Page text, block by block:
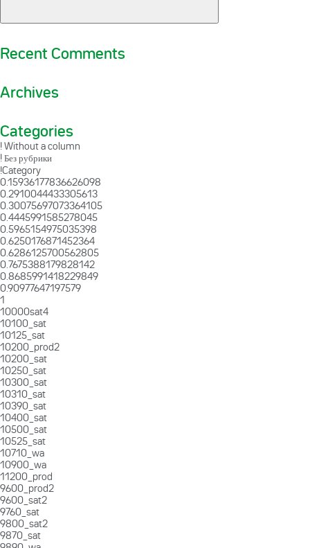
Recent Comments
Archives
Categories
! Without a column
! Без рубрики
!Category
0.15936177836626098
0.2910044433305613
0.30075697073364105
0.4445991585278045
0.5965154975035398
0.6250176871452364
0.6286125700562805
0.7675388179828142
0.8685991418229849
0.90977647197579
1
10000sat4
10100_sat
10125_sat
10200_prod2
10200_sat
10250_sat
10300_sat
10310_sat
10390_sat
10400_sat
10500_sat
10525_sat
10710_wa
10900_wa
11200_prod
9600_prod2
9600_sat2
9760_sat
9800_sat2
9870_sat